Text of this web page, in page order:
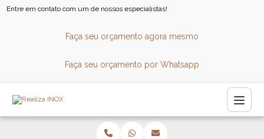
Entre em contato com um de nossos especialistas!
Faça seu orçamento agora mesmo
Faça seu orçamento por Whatsapp